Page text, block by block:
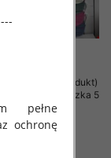
(Włoskie produkt)
Mix Kolor Paczka 5
szt
zł
pełne
ochronę